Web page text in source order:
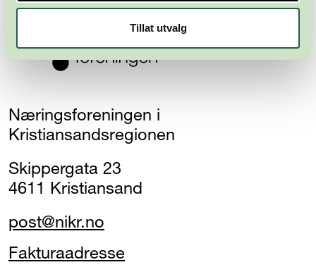
Tillat utvalg
Næringsforeningen i
Kristiansandsregionen
Skippergata 23
4611 Kristiansand
post@nikr.no
Fakturaadresse